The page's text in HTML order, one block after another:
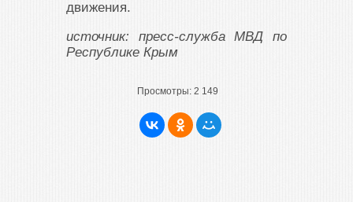
движения.
источник: пресс-служба МВД по
Республике Крым
Просмотры: 2 149